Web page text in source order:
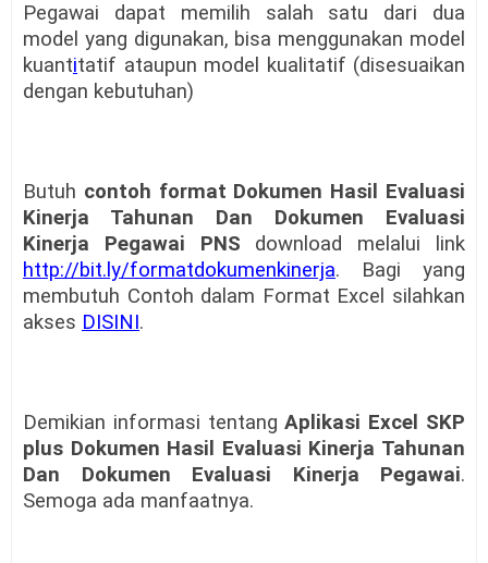
Pegawai dapat memilih salah satu dari dua
model yang digunakan, bisa menggunakan model
kuantitatif ataupun model kualitatif (disesuaikan
dengan kebutuhan)
Butuh contoh format Dokumen Hasil Evaluasi
Kinerja Tahunan Dan Dokumen Evaluasi
Kinerja Pegawai PNS download melalui link
http://bit.ly/formatdokumenkinerja. Bagi yang
membutuh Contoh dalam Format Excel silahkan
akses DISINI.
Demikian informasi tentangAplikasi Excel SKP
plus Dokumen Hasil Evaluasi Kinerja Tahunan
Dan Dokumen Evaluasi Kinerja Pegawai.
Semoga ada manfaatnya.